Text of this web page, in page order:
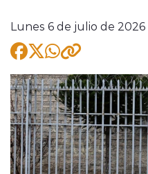
modo claro
Lunes 6 de julio de 2026